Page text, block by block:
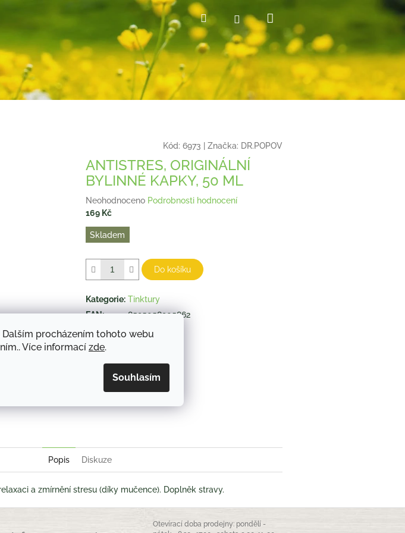
procházením tohoto webu
Více informací zde.
Souhlasím
HledatPřihlášení
košík
Kód: 6973 Značka: DR.POPOV
ANTISTRES, ORIGINÁLNÍ
BYLINNÉ KAPKY, 50 ML
Průměrné
hodnocení
je
z
hvězdiček.
Neohodnoceno Podrobnosti hodnocení
169 Kč
Měrná
cena:
Skladem
Do košíku
Kategorie: Tinktury
EAN: 8595058905862
TwitterFacebook
Popis Diskuze
a zmírnění stresu (díky mučence). Doplněk stravy.
Otevírací doba prodejny: pondělí -